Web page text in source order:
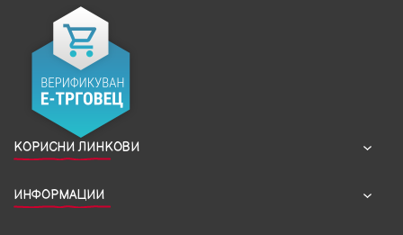
КОРИСНИ ЛИНКОВИ
ИНФОРМАЦИИ